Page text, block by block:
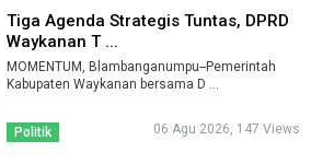
Tiga Agenda Strategis Tuntas, DPRD
Waykanan T ...
MOMENTUM, Blambanganumpu--Pemerintah
Kabupaten Waykanan bersama D ...
Politik 06 Agu 2026, 147 Views